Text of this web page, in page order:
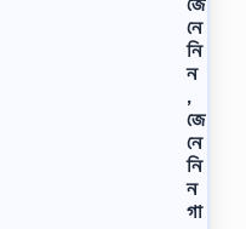
নে
নি
ন
,
জে
নে
নি
ন
গা